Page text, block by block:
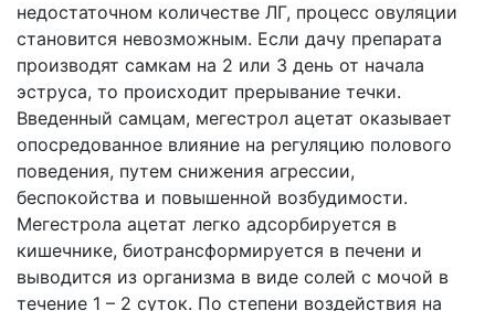
недостаточном количестве ЛГ, процесс овуляции
становится невозможным. Если дачу препарата
производят самкам на 2 или 3 день от начала
эструса, то происходит прерывание течки.
Введенный самцам, мегестрол ацетат оказывает
опосредованное влияние на регуляцию полового
поведения, путем снижения агрессии,
беспокойства и повышенной возбудимости.
Мегестрола ацетат легко адсорбируется в
кишечнике, биотрансформируется в печени и
выводится из организма в виде солей с мочой в
течение 1 – 2 суток. По степени воздействия на